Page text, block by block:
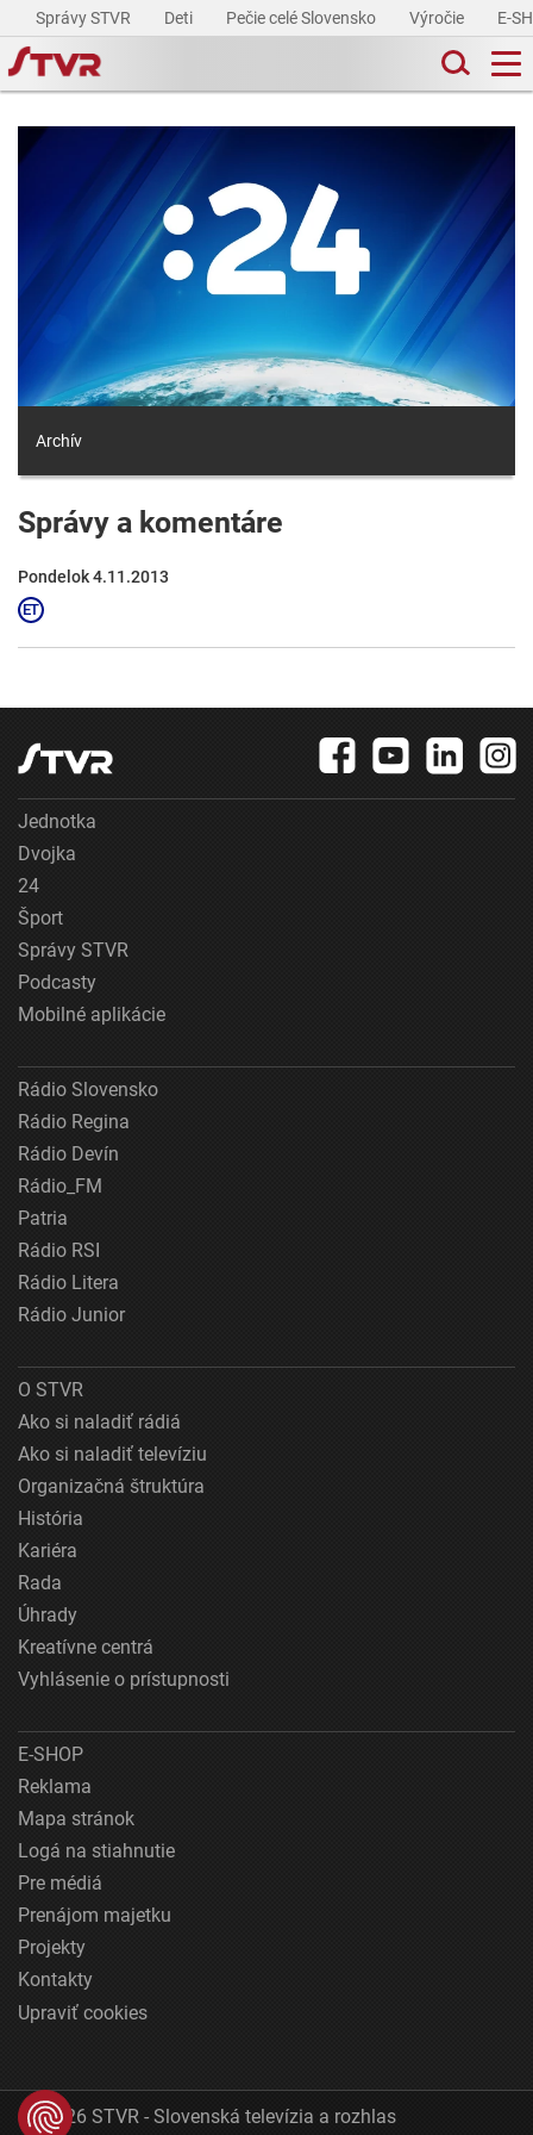
Správy STVR Deti Pečie celé Slovensko Výročie E-
Archív
Správy a komentáre
Pondelok 4.11.2013
Jednotka
Dvojka
24
Šport
Správy STVR
Podcasty
Mobilné aplikácie
Rádio Slovensko
Rádio Regina
Rádio Devín
Rádio_FM
Patria
Rádio RSI
Rádio Litera
Rádio Junior
O STVR
Ako si naladiť rádiá
Ako si naladiť televíziu
Organizačná štruktúra
História
Kariéra
Rada
Úhrady
Kreatívne centrá
Vyhlásenie o prístupnosti
E-SHOP
Reklama
Mapa stránok
Logá na stiahnutie
Pre médiá
Prenájom majetku
Projekty
Kontakty
Upraviť cookies
© 2026 STVR - Slovenská televízia a rozhlas